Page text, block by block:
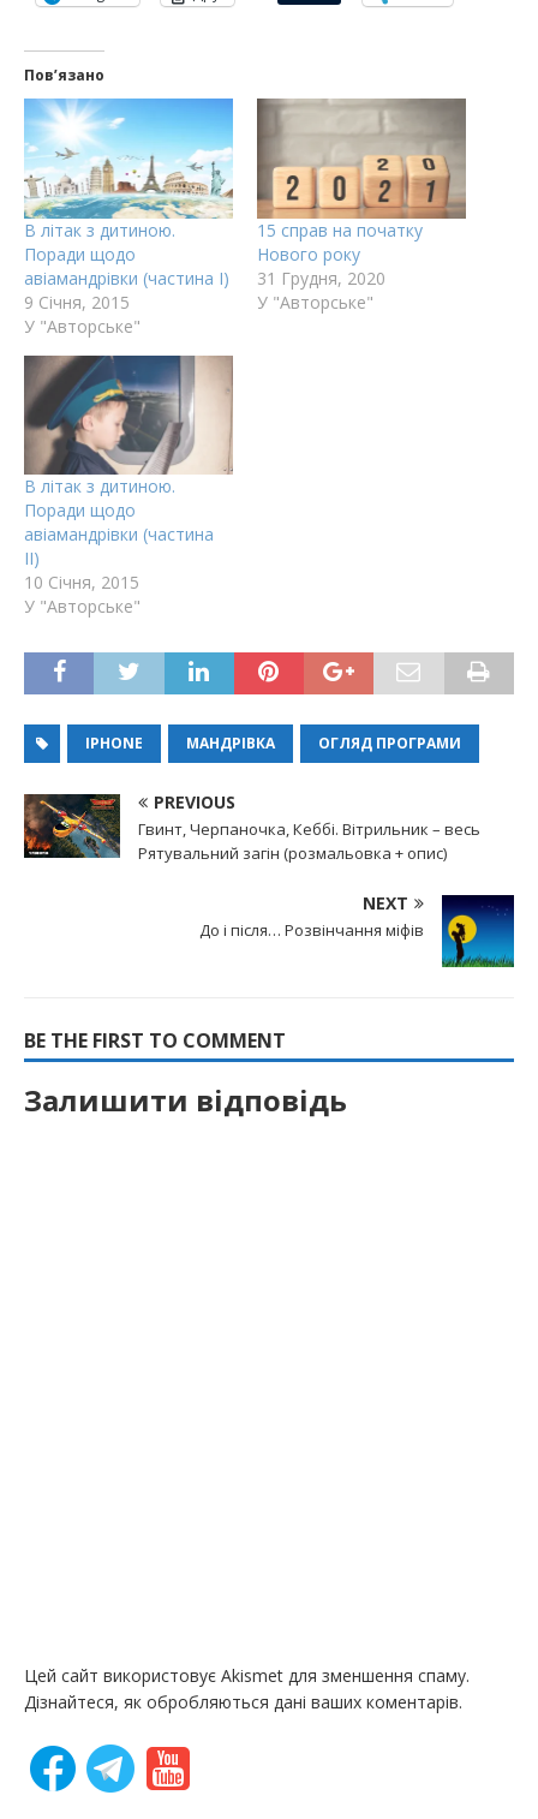
Пов’язано
В літак з дитиною.
Поради щодо
авіамандрівки (частина І)
9 Січня, 2015
У "Авторське"
15 справ на початку
Нового року
31 Грудня, 2020
У "Авторське"
В літак з дитиною.
Поради щодо
авіамандрівки (частина
ІІ)
10 Січня, 2015
У "Авторське"
IPHONE МАНДРІВКА ОГЛЯД ПРОГРАМИ
PREVIOUS
Гвинт, Черпаночка, Кеббі. Вітрильник – весь
Рятувальний загін (розмальовка + опис)
NEXT
До і після… Розвінчання міфів
BE THE FIRST TO COMMENT
Залишити відповідь
Цей сайт використовує Akismet для зменшення спаму.
Дізнайтеся, як обробляються дані ваших коментарів.